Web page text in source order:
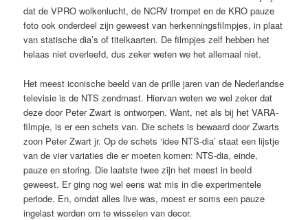
dat de VPRO wolkenlucht, de NCRV trompet en de KRO pauze
foto ook onderdeel zijn geweest van herkenningsfilmpjes, in plaat
van statische dia’s of titelkaarten. De filmpjes zelf hebben het
helaas niet overleefd, dus zeker weten we het allemaal niet.
Het meest iconische beeld van de prille jaren van de Nederlandse
televisie is de NTS zendmast. Hiervan weten we wel zeker dat
deze door Peter Zwart is ontworpen. Want, net als bij het VARA-
filmpje, is er een schets van. Die schets is bewaard door Zwarts
zoon Peter Zwart jr. Op de schets ‘idee NTS-dia’ staat een lijstje
van de vier variaties die er moeten komen: NTS-dia, einde,
pauze en storing. Die laatste twee zijn het meest in beeld
geweest. Er ging nog wel eens wat mis in die experimentele
periode. En, omdat alles live was, moest er soms een pauze
ingelast worden om te wisselen van decor.